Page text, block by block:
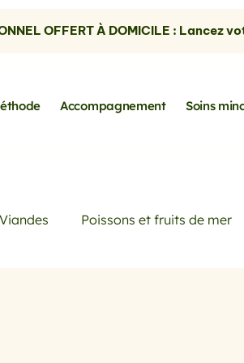
OFFERT À DOMICILE : Lancez
Accompagnement Soins
Viandes Poissons et fruits de mer